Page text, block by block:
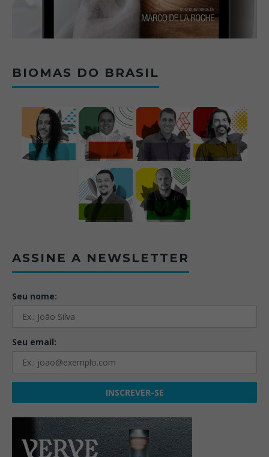
BIOMAS DO BRASIL
ASSINE A NEWSLETTER
Seu nome:
Seu email: